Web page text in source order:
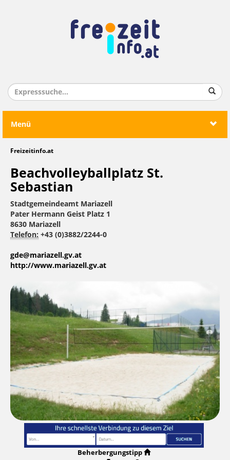
Menü
Freizeitinfo.at
Beachvolleyballplatz St.
Sebastian
Stadtgemeindeamt Mariazell
Pater Hermann Geist Platz 1
8630 Mariazell
Telefon: +43 (0)3882/2244-0
gde@mariazell.gv.at
http://www.mariazell.gv.at
Beherbergungstipp